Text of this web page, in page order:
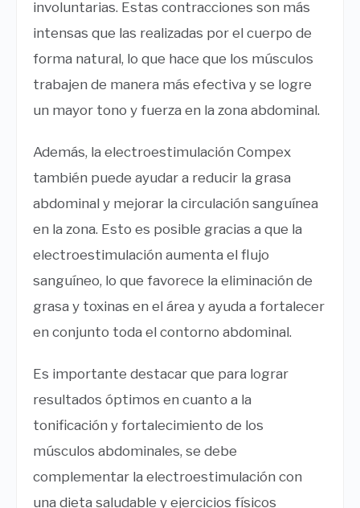
involuntarias. Estas contracciones son más
intensas que las realizadas por el cuerpo de
forma natural, lo que hace que los músculos
trabajen de manera más efectiva y se logre
un mayor tono y fuerza en la zona abdominal.
Además, la electroestimulación Compex
también puede ayudar a reducir la grasa
abdominal y mejorar la circulación sanguínea
en la zona. Esto es posible gracias a que la
electroestimulación aumenta el flujo
sanguíneo, lo que favorece la eliminación de
grasa y toxinas en el área y ayuda a fortalecer
en conjunto toda el contorno abdominal.
Es importante destacar que para lograr
resultados óptimos en cuanto a la
tonificación y fortalecimiento de los
músculos abdominales, se debe
complementar la electroestimulación con
una dieta saludable y ejercicios físicos